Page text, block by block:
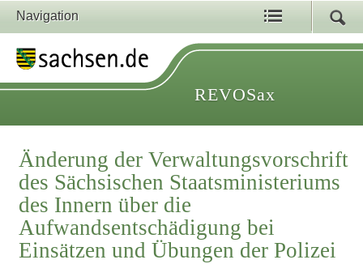
Navigation
REVOSax
Änderung der Verwaltungsvorschrift
des Sächsischen Staatsministeriums
des Innern über die
Aufwandsentschädigung bei
Einsätzen und Übungen der Polizei